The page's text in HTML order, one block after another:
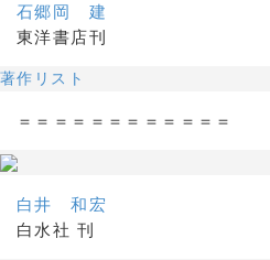
石郷岡 建
東洋書店刊
著作リスト
＝＝＝＝＝＝＝＝＝＝＝＝
白井 和宏
白水社 刊